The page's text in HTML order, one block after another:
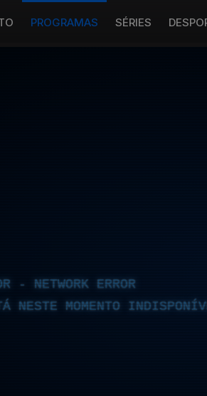
PROGRAMAS SÉRIES
- NETWORK ERROR
NESTE MOMENTO